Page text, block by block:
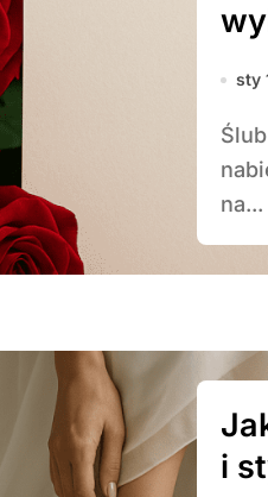
sty
Ślub to wyjątkowy moment, w którym każdy detal
na...
i